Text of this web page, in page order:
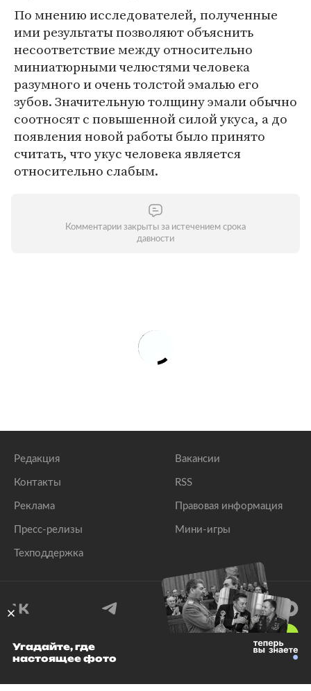
По мнению исследователей, полученные
ими результаты позволяют объяснить
несоответствие между относительно
миниатюрными челюстями человека
разумного и очень толстой эмалью его
зубов. Значительную толщину эмали обычно
соотносят с повышенной силой укуса, а до
появления новой работы было принято
считать, что укус человека является
относительно слабым.
Комментарии закрыты за истечением срока
давности
Редакция
Контакты
Реклама
Пресс-релизы
Техподдержка
Вакансии
RSS
Правовая информация
Мини-игры
© 1999–2026 Все права защищены.
Угадайте, где
настоящее фото